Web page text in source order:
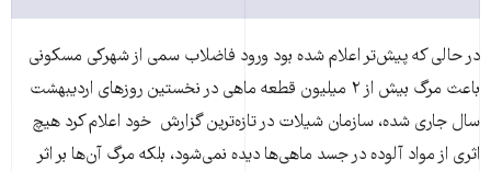
در حالی که پیش‌تر اعلام شده بود ورود فاضلاب سمی از شهرکی مسکونی
باعث مرگ بیش از ۲ میلیون قطعه ماهی در نخستین روزهای اردیبهشت
سال‌ جاری شده، سازمان شیلات در تازه‌ترین گزارش خود اعلام کرد هیچ
اثری از مواد آلوده در جسد ماهی‌ها دیده نمی‌شود، بلکه مرگ آن‌ها بر اثر